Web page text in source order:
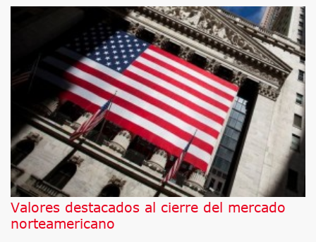
Valores destacados al cierre del mercado
norteamericano